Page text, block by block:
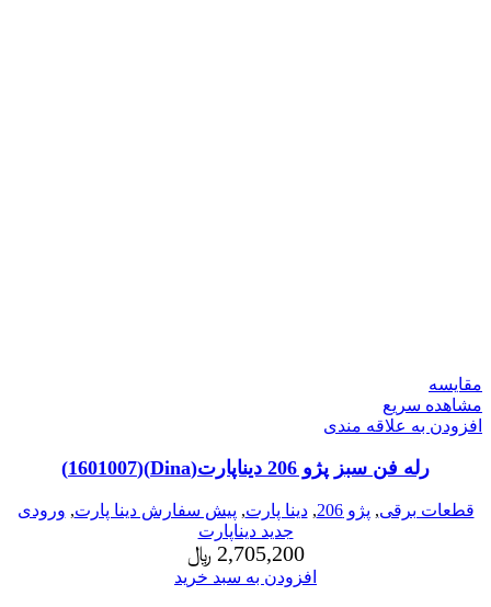
مقایسه
مشاهده سریع
افزودن به علاقه مندی
رله فن سبز پژو 206 دیناپارت(Dina)(1601007)
قطعات برقی, پژو 206 ,دینا پارت, پیش سفارش دینا پارت, ورودی
جدید دیناپارت
2,705,200 ﷼
افزودن به سبد خرید